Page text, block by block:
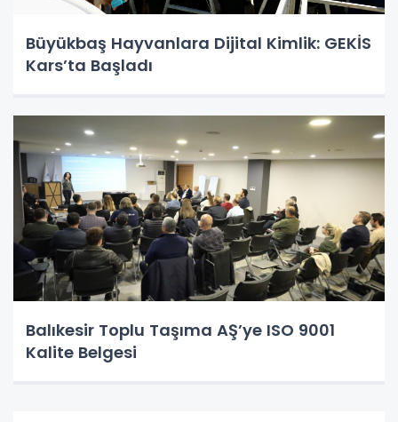
Büyükbaş Hayvanlara Dijital Kimlik: GEKİS
Kars’ta Başladı
Balıkesir Toplu Taşıma AŞ’ye ISO 9001
Kalite Belgesi